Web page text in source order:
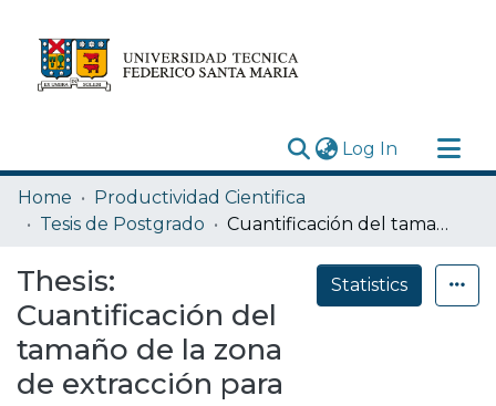
Log In (current)
Research Outputs
Statistics
Depósito
Home
Productividad Cientifica
Tesis de Postgrado
Cuantificación del tamaño de la zona de extracción para distintas secuencias en minería de caving
Thesis:
Cuantificación del
tamaño de la zona
de extracción para
Statistics